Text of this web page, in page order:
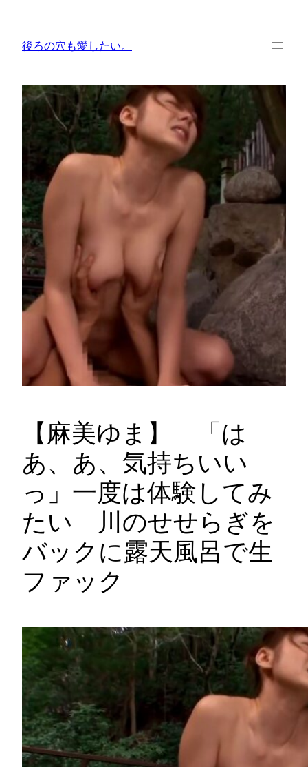
後ろの穴も愛したい。
【麻美ゆま】 「は
あ、あ、気持ちいい
っ」一度は体験してみ
たい 川のせせらぎを
バックに露天風呂で生
ファック